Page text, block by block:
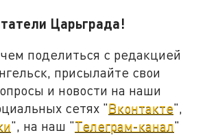
Царьграда!
поделиться с редакцией
присылайте свои
и новости на наши
сетях "Вконтакте",
", на наш "Телеграм-канал"